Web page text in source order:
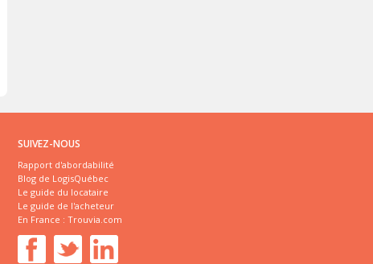
SUIVEZ-NOUS
Rapport d'abordabilité
Blog de LogisQuébec
Le guide du locataire
Le guide de l'acheteur
En France : Trouvia.com